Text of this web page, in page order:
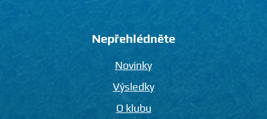
Nepřehlédněte
Novinky
Výsledky
O klubu